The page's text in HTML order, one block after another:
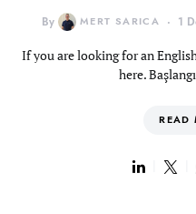
By MERT SARICA 1
If you are looking for an
here.
READ